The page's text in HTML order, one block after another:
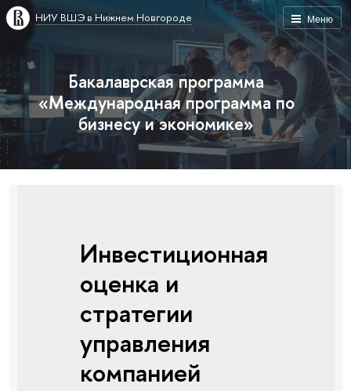
Меню
НИУ ВШЭ в Нижнем Новгороде
Бакалаврская программа
«Международная программа по
бизнесу и экономике»
Инвестиционная
оценка и
стратегии
управления
компанией